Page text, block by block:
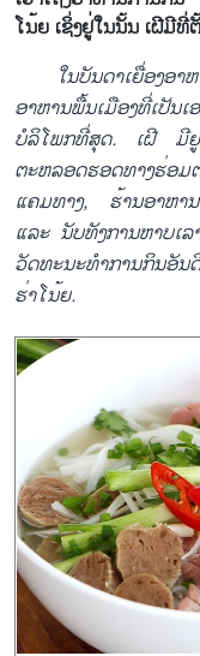
ໂນ້ຍ ເຊິ່ງຢູ່ໃນນັ້ນ ເຝີມີ
ໃນບັນດາເຍື່ອງອ
ອາຫານພື້ນເມືອງທີ່ເ
ບໍລິໂພກທີ່ສຸດ. ເຝີ ມີຢູ່
ຕະຫລອດຮອດທາງຮ່ອ
ແຄມທາງ, ຮ້ານອາຫາ
ແລະ ນັບທັງການຫາບເ
ວັດທະນະທຳການກິນອັນ
ຮ່າໂນ້ຍ.